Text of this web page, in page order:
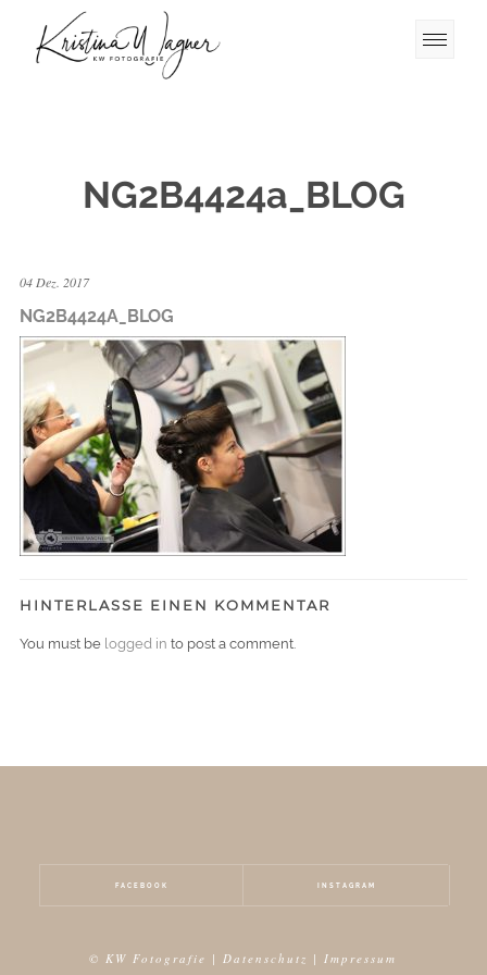
NG2B4424a_BLOG
04 Dez. 2017
NG2B4424A_BLOG
HINTERLASSE EINEN KOMMENTAR
You must be logged in to post a comment.
FACEBOOK INSTAGRAM
© KW Fotografie |Datenschutz |Impressum